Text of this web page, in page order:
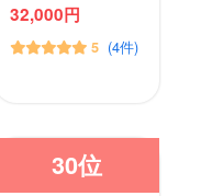
32,000円
5 (4件)
30位